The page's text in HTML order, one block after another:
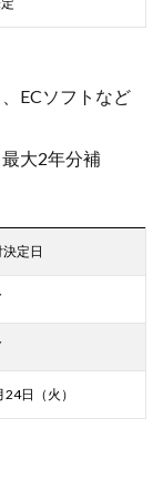
ECソフトなど
大2年分補
定日
24日（火）